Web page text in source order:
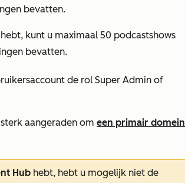
bevatten.
kunt u maximaal 50 podcastshows
bevatten.
de rol Super Admin of
aangeraden om een primair domein
Hub hebt, hebt u mogelijk niet de